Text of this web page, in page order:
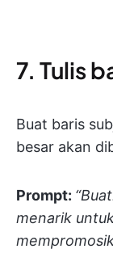
7. Tulis
Buat baris
besar akan
Prompt:
menarik